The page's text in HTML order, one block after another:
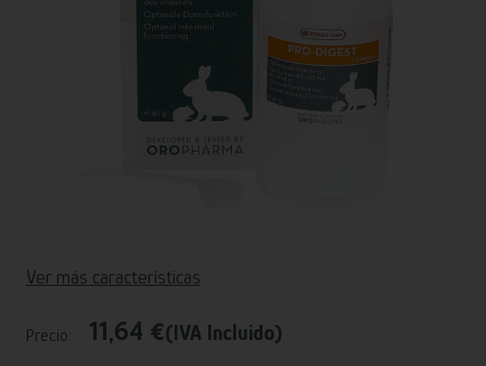
Ver más características
Precio: 11,64 €(IVA Incluido)